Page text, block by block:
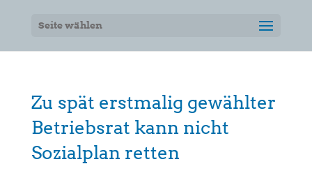
Seite wählen
Zu spät erstmalig gewählter
Betriebsrat kann nicht
Sozialplan retten